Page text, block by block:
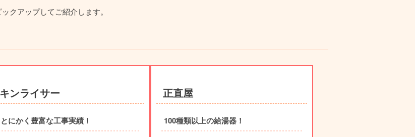
ックアップしてご紹介します。
キンライサー
とにかく豊富な工事実績！
正直屋
100種類以上の給湯器！